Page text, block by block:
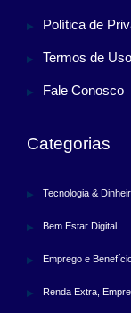
Política de
Termos de
Fale Conosco
Categorias
Tecnologia &
Bem Estar Digital
Emprego e
Renda Extra,